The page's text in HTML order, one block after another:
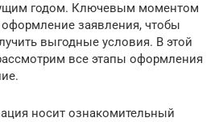
годом. Ключевым моментом
заявления, чтобы
выгодные условия. В этой
все этапы оформления
носит ознакомительный